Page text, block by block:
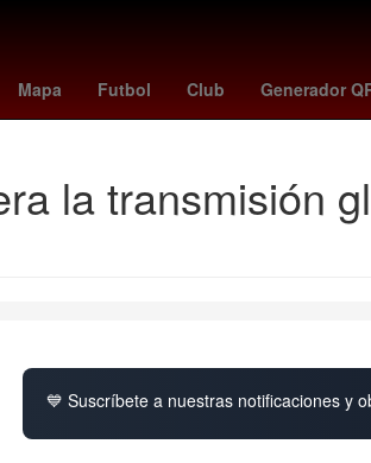
Mapa Futbol Club Generador
Clima CDMX hoy estafa rodri Miguel
la transmisión
💙 Suscríbete a nuestras notificaciones y